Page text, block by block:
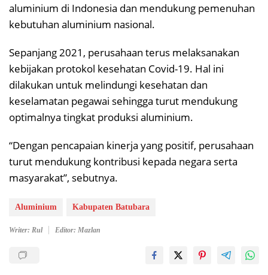
aluminium di Indonesia dan mendukung pemenuhan
kebutuhan aluminium nasional.
Sepanjang 2021, perusahaan terus melaksanakan
kebijakan protokol kesehatan Covid-19. Hal ini
dilakukan untuk melindungi kesehatan dan
keselamatan pegawai sehingga turut mendukung
optimalnya tingkat produksi aluminium.
“Dengan pencapaian kinerja yang positif, perusahaan
turut mendukung kontribusi kepada negara serta
masyarakat”, sebutnya.
Aluminium Kabupaten Batubara
Writer: Rul Editor: Mazlan